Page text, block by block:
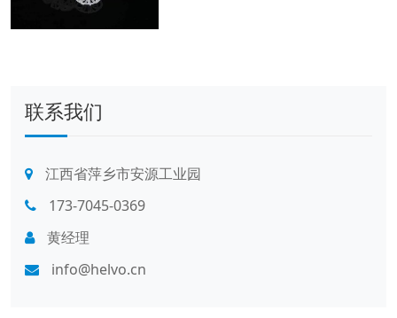
联系我们
江西省萍乡市安源工业园
173-7045-0369
黄经理
info@helvo.cn